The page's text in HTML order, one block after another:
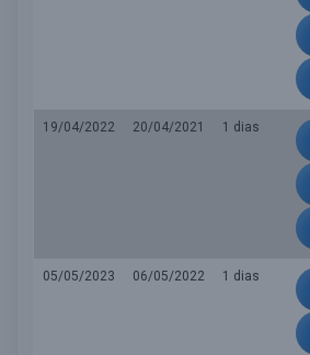
19/04/2022 20/04/2021
1 dias
05/05/2023 06/05/2022
1 dias